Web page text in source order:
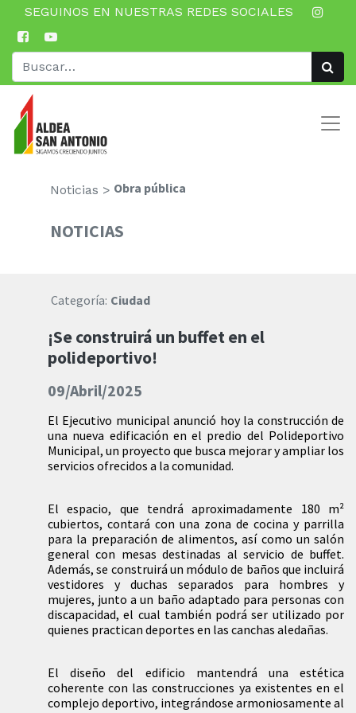
SEGUINOS EN NUESTRAS REDES SOCIALES
Noticias > Obra pública
NOTICIAS
Categoría: Ciudad
¡Se construirá un buffet en el
polideportivo!
09/Abril/2025
El Ejecutivo municipal anunció hoy la construcción de
una nueva edificación en el predio del Polideportivo
Municipal, un proyecto que busca mejorar y ampliar los
servicios ofrecidos a la comunidad.
El espacio, que tendrá aproximadamente 180 m²
cubiertos, contará con una zona de cocina y parrilla
para la preparación de alimentos, así como un salón
general con mesas destinadas al servicio de buffet.
Además, se construirá un módulo de baños que incluirá
vestidores y duchas separados para hombres y
mujeres, junto a un baño adaptado para personas con
discapacidad, el cual también podrá ser utilizado por
quienes practican deportes en las canchas aledañas.
El diseño del edificio mantendrá una estética
coherente con las construcciones ya existentes en el
complejo deportivo, integrándose armoniosamente al